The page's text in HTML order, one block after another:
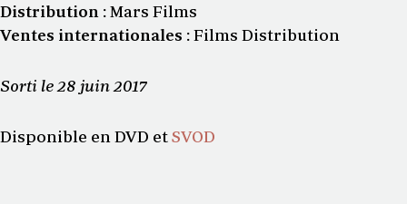
Distribution :Mars Films
Ventes internationales :Films Distribution
Sorti le 28 juin 2017
Disponible en DVD etSVOD